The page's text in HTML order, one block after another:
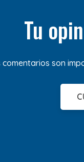
Tu
son